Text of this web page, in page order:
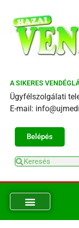
A SIKERES
Ügyfélszolgálati
E-mail:
Belépés